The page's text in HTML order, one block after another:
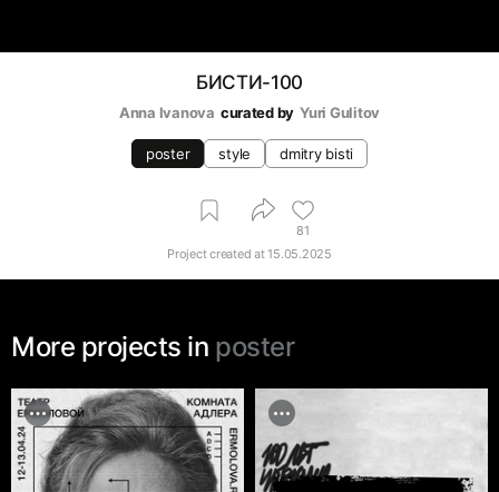
БИСТИ-100
Anna Ivanova curated by Yuri Gulitov
poster style dmitry bisti
81
Project created at15.05.2025
More projects in poster